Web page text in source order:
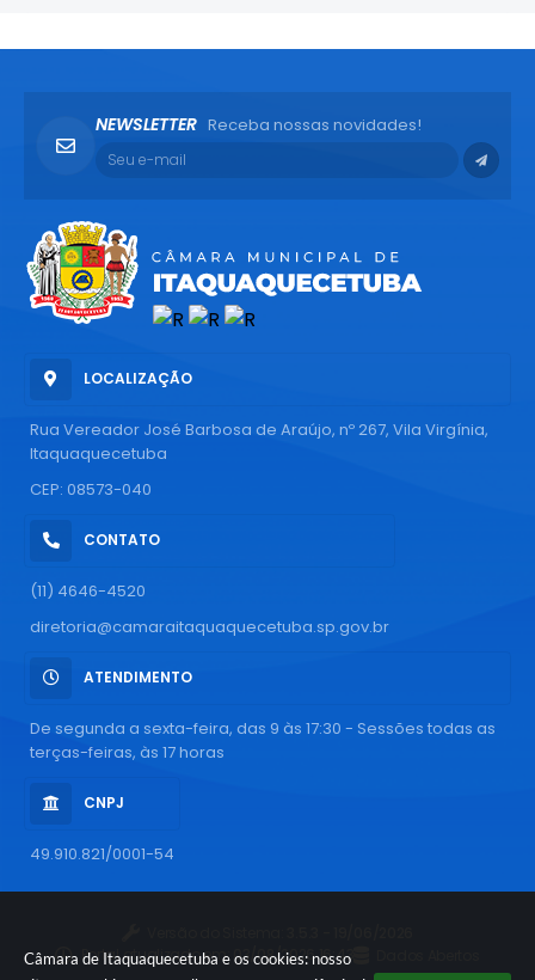
Câmara de Itaquaquecetuba e os cookies: nosso
LOCALIZAÇÃO
Rua Vereador José Barbosa de Araújo, nº 267, Vila Virgínia,
Itaquaquecetuba
CEP: 08573-040
CONTATO
(11) 4646-4520
diretoria@camaraitaquaquecetuba.sp.gov.br
ATENDIMENTO
De segunda a sexta-feira, das 9 às 17:30 - Sessões todas as
terças-feiras, às 17 horas
CNPJ
49.910.821/0001-54
NEWSLETTER Receba nossas novidades!
Portal atualizado em:03/08/2026 16:43